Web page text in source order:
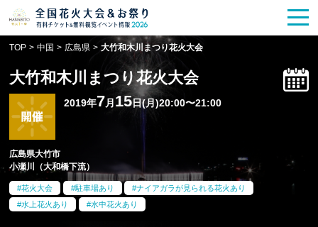
花火大会
HANABITO
有料観覧席
SPICE レポート記事
今週末開催
TOP > 中国 > 広島県 > 大竹和木川まつり花火大会
大竹和木川まつり花火大会
2019年7 月 15日(月)20:00〜21:00
広島県大竹市
小瀬川（大和橋下流）
花火大会 駐車場あり
ナイアガラが見られる花火あり
水上花火あり
水中花火あり